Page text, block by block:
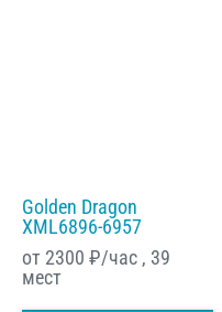
Golden Dragon
XML6896-6957
от 2300 ₽/час , 39
мест